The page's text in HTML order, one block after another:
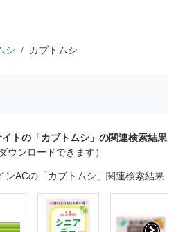
シ カブトムシ
トの「カブトムシ」の関連検索結果
ウンロードできます）
ンACの「カブトムシ」関連検索結果